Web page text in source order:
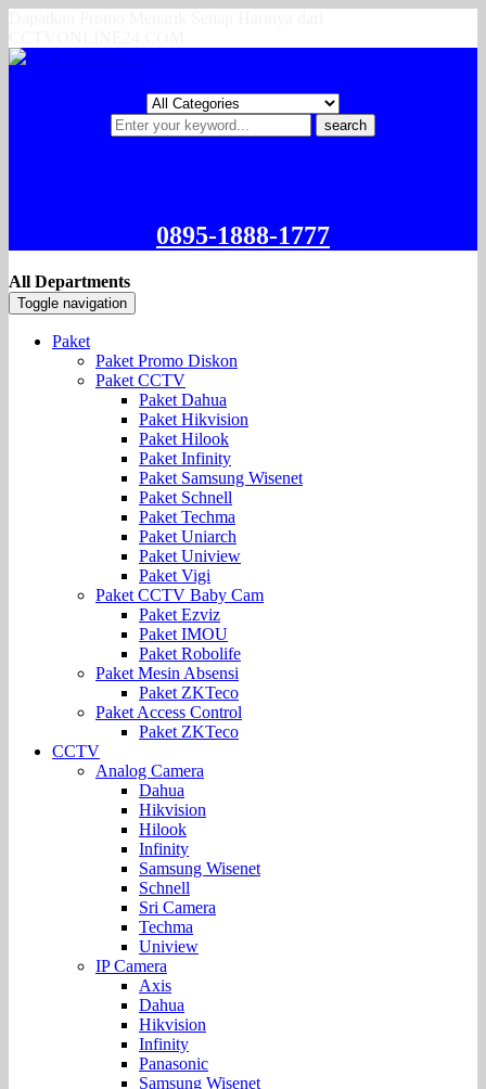
search
0895-1888-1777
All Departments
Toggle navigation
Paket
Paket Promo Diskon
Paket CCTV
Paket Dahua
Paket Hikvision
Paket Hilook
Paket Infinity
Paket Samsung Wisenet
Paket Schnell
Paket Techma
Paket Uniarch
Paket Uniview
Paket Vigi
Paket CCTV Baby Cam
Paket Ezviz
Paket IMOU
Paket Robolife
Paket Mesin Absensi
Paket ZKTeco
Paket Access Control
Paket ZKTeco
CCTV
Analog Camera
Dahua
Hikvision
Hilook
Infinity
Samsung Wisenet
Schnell
Sri Camera
Techma
Uniview
IP Camera
Axis
Dahua
Hikvision
Infinity
Panasonic
Samsung Wisenet